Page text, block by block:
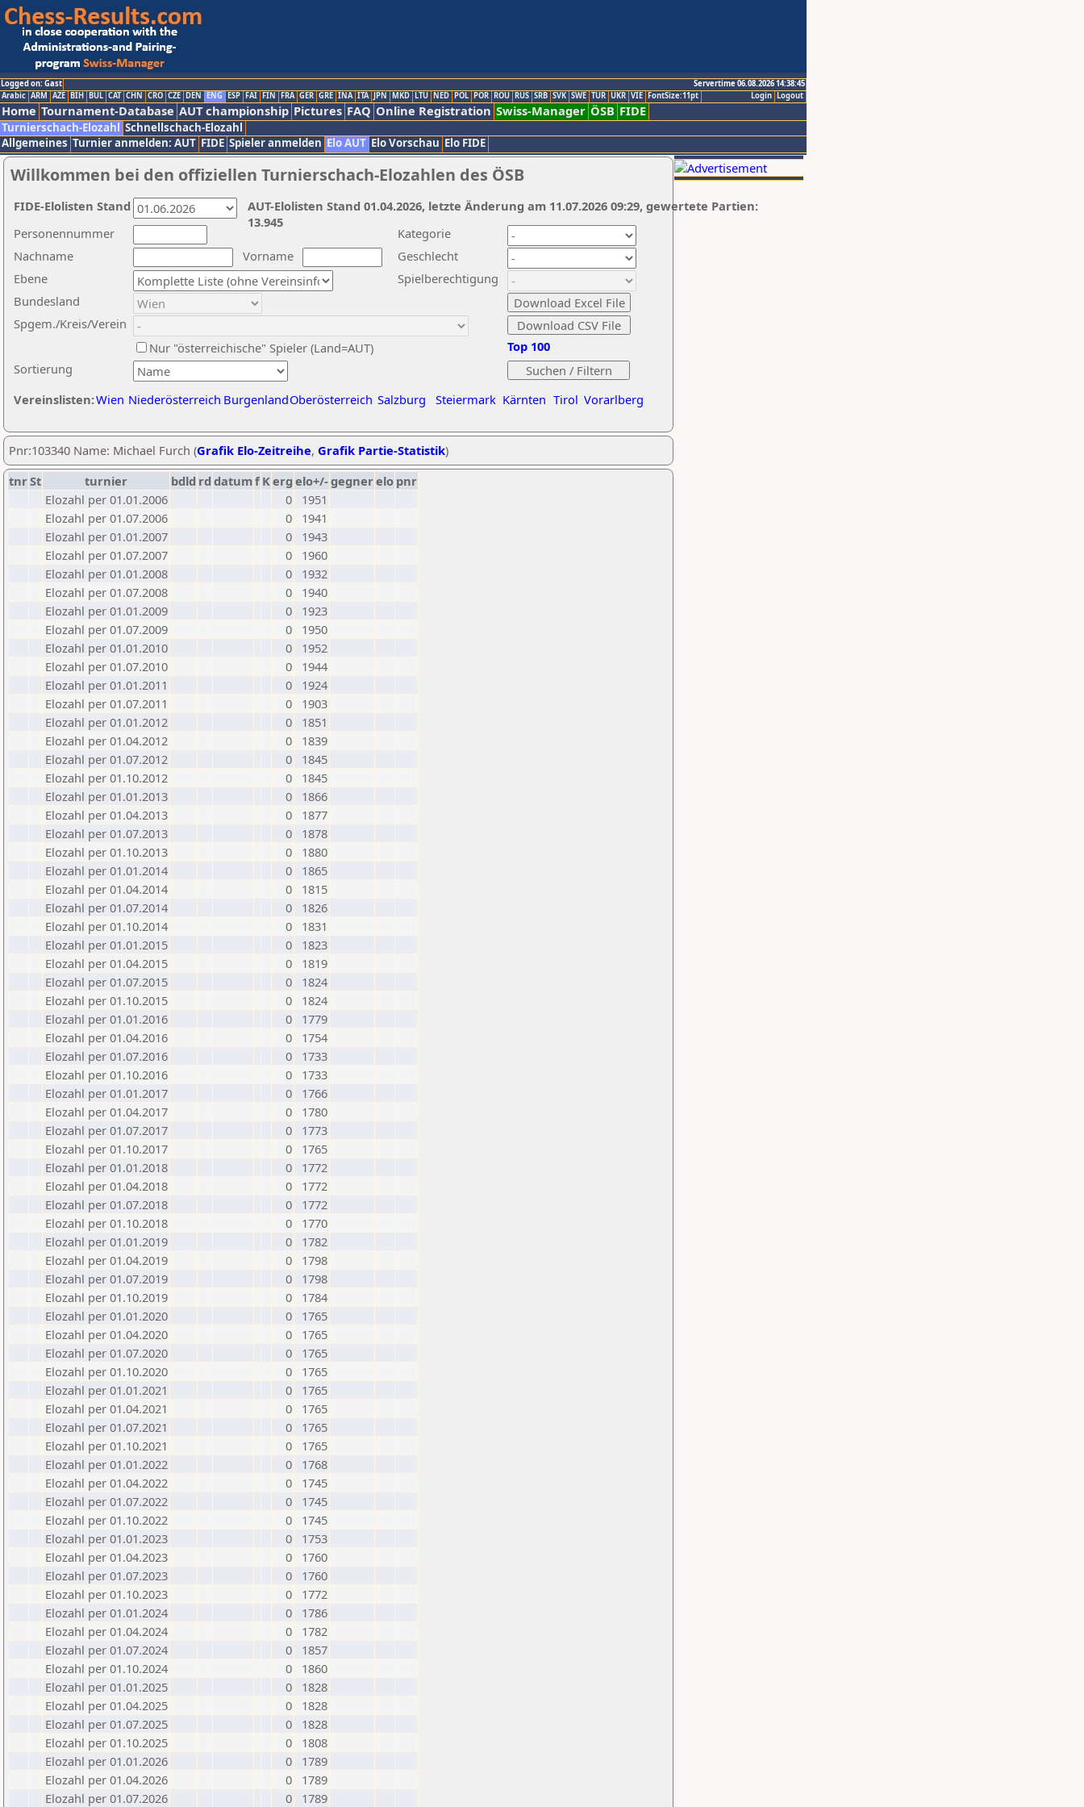
Logged on: Gast
Servertime 06.08.2026 14:38:45
Logout
Login
Arabic ARM AZE BIH BUL CAT CHN CRO CZE DEN ENG ESP FAI FIN FRA GER GRE INA ITA JPN MKD LTU NED POL POR ROU RUS SRB SVK SWE TUR UKR VIE FontSize:11pt
Home Tournament-Database AUT championship Pictures FAQ Online Registration Swiss-Manager ÖSB FIDE
Turnierschach-Elozahl Schnellschach-Elozahl
Allgemeines Turnier anmelden: AUT FIDE Spieler anmelden Elo AUT Elo Vorschau Elo FIDE
Willkommen bei den offiziellen Turnierschach-Elozahlen des ÖSB
Nachname
Vorname
Ebene
Kategorie
Sortierung
Personennummer
Bundesland
Spgem./Kreis/Verein
Geschlecht
Nur "österreichische" Spieler (Land=AUT)
Spielberechtigung
Vereinslisten:Wien Niederösterreich BurgenlandOberösterreich Salzburg Steiermark Kärnten Tirol Vorarlberg
Top 100
AUT-Elolisten Stand 01.04.2026, letzte Änderung am 11.07.2026 09:29, gewertete Partien:
13.945
FIDE-Elolisten Stand
Pnr:103340 Name: Michael Furch (Grafik Elo-Zeitreihe, Grafik Partie-Statistik)
tnrSt turnier bdld rd datumf Kerg elo+/-gegnerelo pnr
Elozahl per 01.01.2006
0
1951
Elozahl per 01.07.2006
0
1941
Elozahl per 01.01.2007
0
1943
Elozahl per 01.07.2007
0
1960
Elozahl per 01.01.2008
0
1932
Elozahl per 01.07.2008
0
1940
Elozahl per 01.01.2009
0
1923
Elozahl per 01.07.2009
0
1950
Elozahl per 01.01.2010
0
1952
Elozahl per 01.07.2010
0
1944
Elozahl per 01.01.2011
0
1924
Elozahl per 01.07.2011
0
1903
Elozahl per 01.01.2012
0
1851
Elozahl per 01.04.2012
0
1839
Elozahl per 01.07.2012
0
1845
Elozahl per 01.10.2012
0
1845
Elozahl per 01.01.2013
0
1866
Elozahl per 01.04.2013
0
1877
Elozahl per 01.07.2013
0
1878
Elozahl per 01.10.2013
0
1880
Elozahl per 01.01.2014
0
1865
Elozahl per 01.04.2014
0
1815
Elozahl per 01.07.2014
0
1826
Elozahl per 01.10.2014
0
1831
Elozahl per 01.01.2015
0
1823
Elozahl per 01.04.2015
0
1819
Elozahl per 01.07.2015
0
1824
Elozahl per 01.10.2015
0
1824
Elozahl per 01.01.2016
0
1779
Elozahl per 01.04.2016
0
1754
Elozahl per 01.07.2016
0
1733
Elozahl per 01.10.2016
0
1733
Elozahl per 01.01.2017
0
1766
Elozahl per 01.04.2017
0
1780
Elozahl per 01.07.2017
0
1773
Elozahl per 01.10.2017
0
1765
Elozahl per 01.01.2018
0
1772
Elozahl per 01.04.2018
0
1772
Elozahl per 01.07.2018
0
1772
Elozahl per 01.10.2018
0
1770
Elozahl per 01.01.2019
0
1782
Elozahl per 01.04.2019
0
1798
Elozahl per 01.07.2019
0
1798
Elozahl per 01.10.2019
0
1784
Elozahl per 01.01.2020
0
1765
Elozahl per 01.04.2020
0
1765
Elozahl per 01.07.2020
0
1765
Elozahl per 01.10.2020
0
1765
Elozahl per 01.01.2021
0
1765
Elozahl per 01.04.2021
0
1765
Elozahl per 01.07.2021
0
1765
Elozahl per 01.10.2021
0
1765
Elozahl per 01.01.2022
0
1768
Elozahl per 01.04.2022
0
1745
Elozahl per 01.07.2022
0
1745
Elozahl per 01.10.2022
0
1745
Elozahl per 01.01.2023
0
1753
Elozahl per 01.04.2023
0
1760
Elozahl per 01.07.2023
0
1760
Elozahl per 01.10.2023
0
1772
Elozahl per 01.01.2024
0
1786
Elozahl per 01.04.2024
0
1782
Elozahl per 01.07.2024
0
1857
Elozahl per 01.10.2024
0
1860
Elozahl per 01.01.2025
0
1828
Elozahl per 01.04.2025
0
1828
Elozahl per 01.07.2025
0
1828
Elozahl per 01.10.2025
0
1808
Elozahl per 01.01.2026
0
1789
Elozahl per 01.04.2026
0
1789
Elozahl per 01.07.2026
0 1789